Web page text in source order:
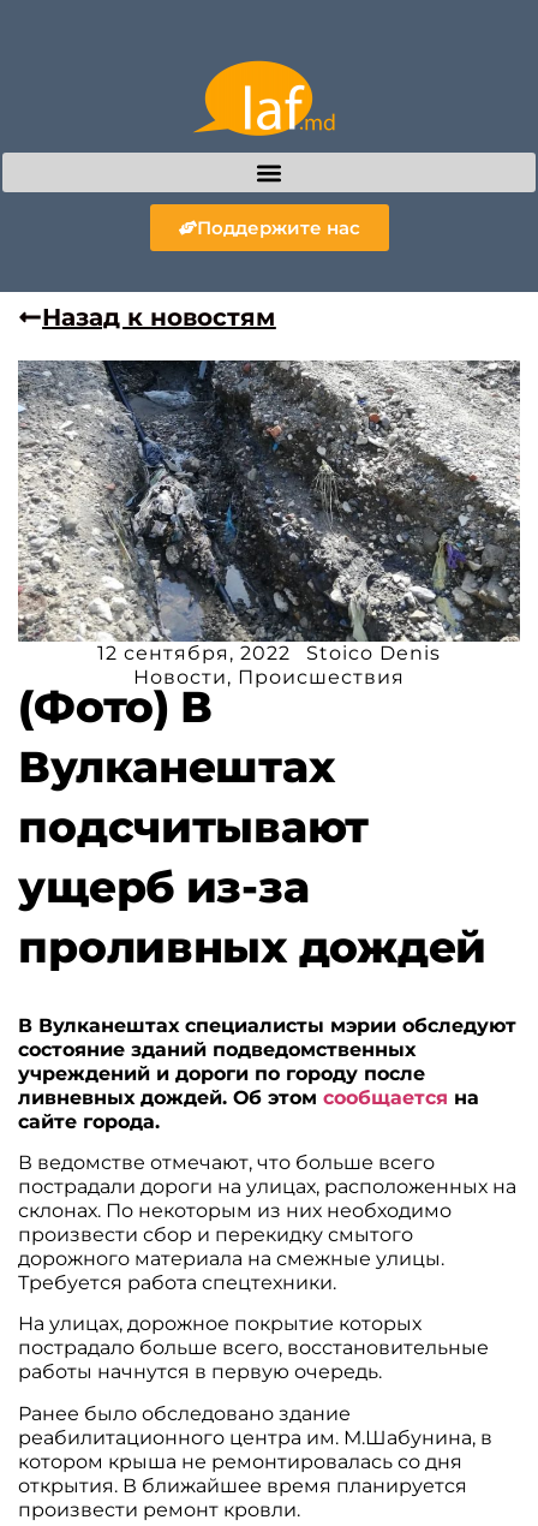
Поддержите нас
Назад к новостям
12 сентября, 2022
Stoico Denis
Новости, Происшествия
(Фото) В
Вулканештах
подсчитывают
ущерб из-за
проливных дождей
В Вулканештах специалисты мэрии обследуют
состояние зданий подведомственных
учреждений и дороги по городу после
ливневных дождей. Об этомсообщается на
сайте города.
В ведомстве отмечают, что больше всего
пострадали дороги на улицах, расположенных на
склонах. По некоторым из них необходимо
произвести сбор и перекидку смытого
дорожного материала на смежные улицы.
Требуется работа спецтехники.
На улицах, дорожное покрытие которых
пострадало больше всего, восстановительные
работы начнутся в первую очередь.
Ранее было обследовано здание
реабилитационного центра им. М.Шабунина, в
котором крыша не ремонтировалась со дня
открытия. В ближайшее время планируется
произвести ремонт кровли.